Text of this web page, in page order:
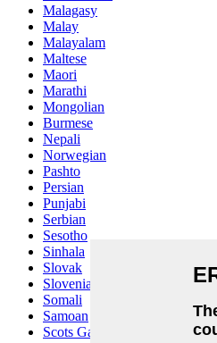
Malagasy
Malay
Malayalam
Maltese
Maori
Marathi
Mongolian
Burmese
Nepali
Norwegian
Pashto
Persian
Punjabi
Serbian
Sesotho
Sinhala
Slovak
Slovenian
Somali
Samoan
Scots Gaelic